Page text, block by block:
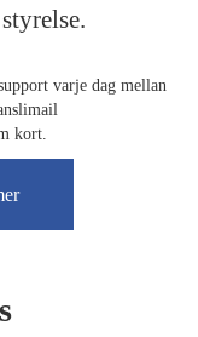
varje dag mellan
kort.